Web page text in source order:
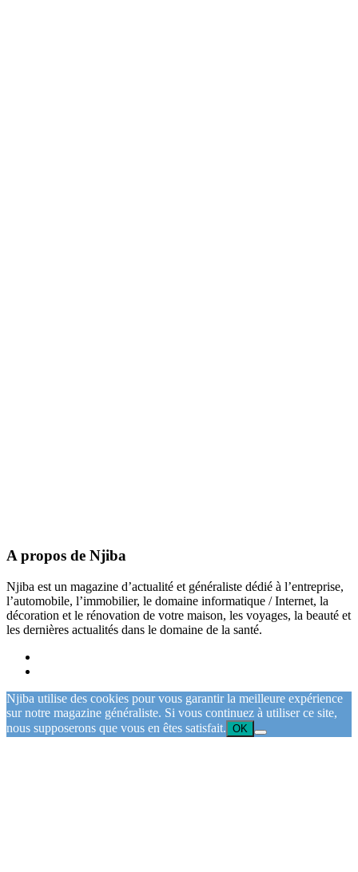
A propos de Njiba
Njiba est un magazine d’actualité et généraliste dédié à l’entreprise,
l’automobile, l’immobilier, le domaine informatique / Internet, la
décoration et le rénovation de votre maison, les voyages, la beauté et
les dernières actualités dans le domaine de la santé.
Njiba utilise des cookies pour vous garantir la meilleure expérience
sur notre magazine généraliste. Si vous continuez à utiliser ce site,
nous supposerons que vous en êtes satisfait. OK